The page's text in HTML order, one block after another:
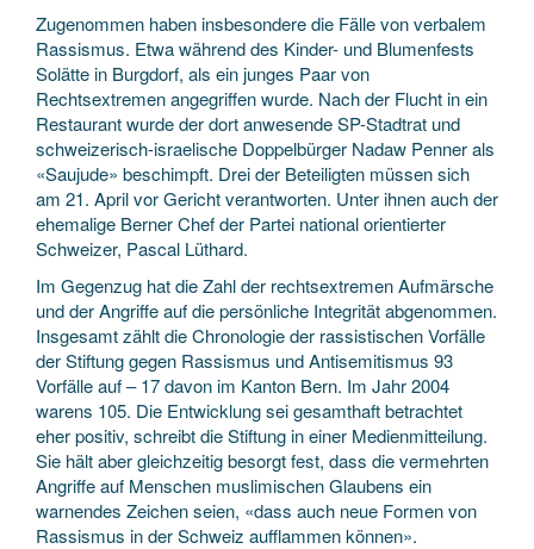
Zugenommen haben insbesondere die Fälle von verbalem
Rassismus. Etwa während des Kinder- und Blumenfests
Solätte in Burgdorf, als ein junges Paar von
Rechtsextremen angegriffen wurde. Nach der Flucht in ein
Restaurant wurde der dort anwesende SP-Stadtrat und
schweizerisch-israelische Doppelbürger Nadaw Penner als
«Saujude» beschimpft. Drei der Beteiligten müssen sich
am 21. April vor Gericht verantworten. Unter ihnen auch der
ehemalige Berner Chef der Partei national orientierter
Schweizer, Pascal Lüthard.
Im Gegenzug hat die Zahl der rechtsextremen Aufmärsche
und der Angriffe auf die persönliche Integrität abgenommen.
Insgesamt zählt die Chronologie der rassistischen Vorfälle
der Stiftung gegen Rassismus und Antisemitismus 93
Vorfälle auf – 17 davon im Kanton Bern. Im Jahr 2004
warens 105. Die Entwicklung sei gesamthaft betrachtet
eher positiv, schreibt die Stiftung in einer Medienmitteilung.
Sie hält aber gleichzeitig besorgt fest, dass die vermehrten
Angriffe auf Menschen muslimischen Glaubens ein
warnendes Zeichen seien, «dass auch neue Formen von
Rassismus in der Schweiz aufflammen können».